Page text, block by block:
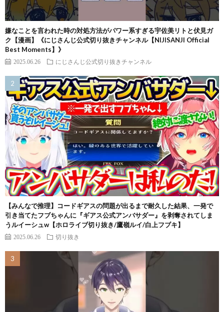
嫌なことを言われた時の対処方法がパワー系すぎる宇佐美リトと伏見ガ
ク【漫画】《にじさんじ公式切り抜きチャンネル【NIJISANJI Official
Best Moments】》
2025.06.26 にじさんじ公式切り抜きチャンネル
【みんなで推理】コードギアスの問題が出るまで耐久した結果、一発で
引き当てたフブちゃんに『ギアス公式アンバサダー』を剥奪されてしま
うルイーシュw【ホロライブ切り抜き/鷹嶺ルイ/白上フブキ】
2025.06.26 切り抜き